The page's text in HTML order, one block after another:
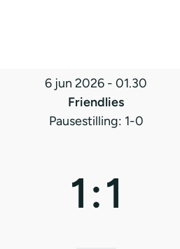
6 jun 2026 - 01.30
Friendlies
Pausestilling: 1-0
1:1